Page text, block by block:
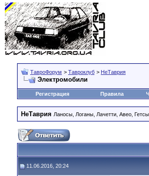
ТавроФорум > Тавроклуб > НеТаврия
Электромобили
Регистрация Правила
НеТаврия Ланосы, Логаны, Лачетти, Авео,
11.06.2016, 20:24